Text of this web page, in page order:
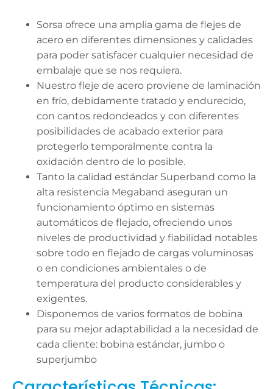
Sorsa ofrece una amplia gama de flejes de
acero en diferentes dimensiones y calidades
para poder satisfacer cualquier necesidad de
embalaje que se nos requiera.
Nuestro fleje de acero proviene de laminación
en frío, debidamente tratado y endurecido,
con cantos redondeados y con diferentes
posibilidades de acabado exterior para
protegerlo temporalmente contra la
oxidación dentro de lo posible.
Tanto la calidad estándar Superband como la
alta resistencia Megaband aseguran un
funcionamiento óptimo en sistemas
automáticos de flejado, ofreciendo unos
niveles de productividad y fiabilidad notables
sobre todo en flejado de cargas voluminosas
o en condiciones ambientales o de
temperatura del producto considerables y
exigentes.
Disponemos de varios formatos de bobina
para su mejor adaptabilidad a la necesidad de
cada cliente: bobina estándar, jumbo o
superjumbo